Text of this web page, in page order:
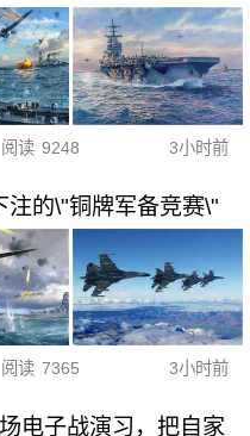
阅读 9248 3小时前
注的\"铜牌军备竞赛\"
阅读 7365 3小时前
电子战演习，把自家